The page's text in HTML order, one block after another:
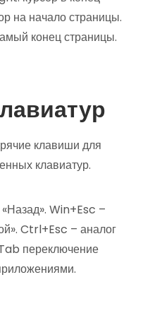
на начало страницы.
конец страницы.
клавиши для
клавиатур.
Win+Esc –
Ctrl+Esc – аналог
переключение